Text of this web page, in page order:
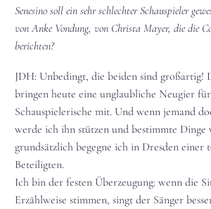
Senesino soll ein sehr schlechter Schauspieler
von Anke Vondung, von Christa Mayer, die die
berichten?
JDH: Unbedingt, die beiden sind großartig!
bringen heute eine unglaubliche Neugier
Schauspielerische mit. Und wenn jemand
werde ich ihn stützen und bestimmte Dinge
grundsätzlich begegne ich in Dresden einer
Beteiligten.
Ich bin der festen Überzeugung: wenn die
Erzählweise stimmen, singt der Sänger